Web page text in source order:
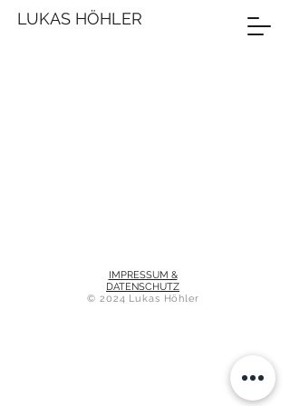
LUKAS HÖHLER
IMPRESSUM &
DATENSCHUTZ
© 2024 Lukas Höhler